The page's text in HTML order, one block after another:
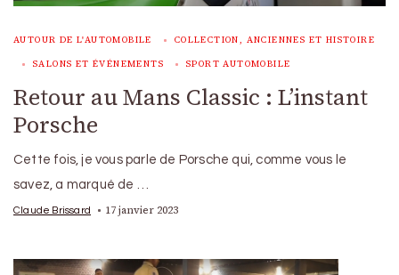
AUTOUR DE L'AUTOMOBILE COLLECTION, ANCIENNES ET HISTOIRE
SALONS ET ÉVÉNEMENTS SPORT AUTOMOBILE
Retour au Mans Classic : L’instant
Porsche
Cette fois, je vous parle de Porsche qui, comme vous le
savez, a marqué de …
Claude Brissard 17 janvier 2023